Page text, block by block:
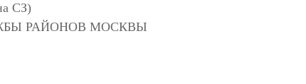
СЗ)
РАЙОНОВ МОСКВЫ